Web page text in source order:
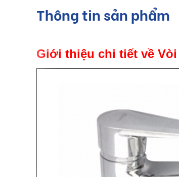
Thông tin sản phẩm
Giới thiệu chi tiết về Vòi